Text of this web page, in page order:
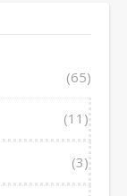
(65)
(11)
(3)